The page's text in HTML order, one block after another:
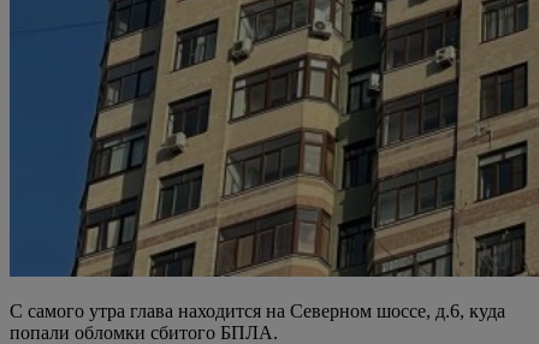
С самого утра глава находится на Северном шоссе, д.6, куда
попали обломки сбитого БПЛА.